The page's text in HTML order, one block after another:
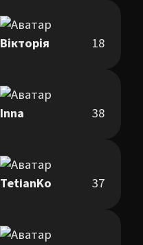
Вікторія 18
Inna 38
TetianKo 37